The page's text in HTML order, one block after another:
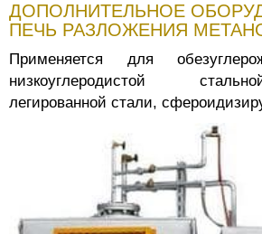
ДОПОЛНИТЕЛЬНОЕ
ПЕЧЬ РАЗЛОЖЕНИЯ
Применяется для
низкоуглеродистой
легированной стали,